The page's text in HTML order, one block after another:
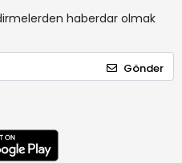
haberdar olmak
Gönder